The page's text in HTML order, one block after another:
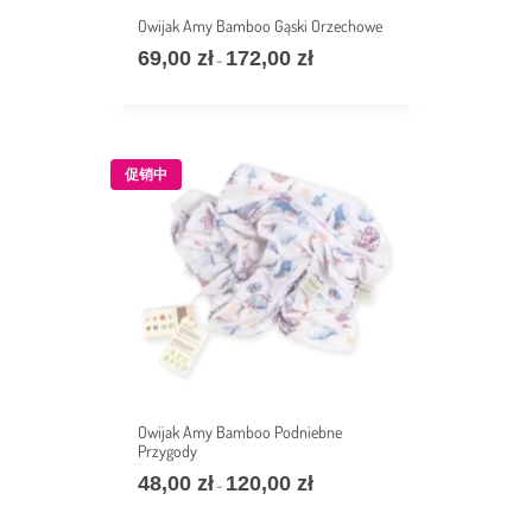
Owijak Amy Bamboo Gąski Orzechowe
69,00 zł– 172,00 zł价
172,00 zł
促销中
Owijak Amy Bamboo Podniebne
Przygody
48,00 zł– 120,00 zł价